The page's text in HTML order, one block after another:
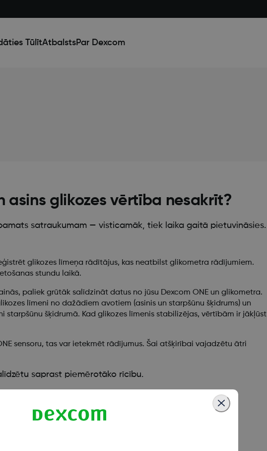
TūlītAtbalstsPar Dexcom
asins glikozes vērtība nesakrīt?
satraukumam — visticamāk, tiek laika gaitā pietuvināsies.
glikozes līmeņa rādītājus, kas neatbilst glikometra rādījumiem.
stundu laikā.
paliek grūtāk salīdzināt datus no jūsu Dexcom ONE un glikometra.
līmeni no dažādiem avotiem (asinis un starpšūnu šķidrums) un
šķidrumā. Kad glikozes līmenis stabilizējas, vērtībām ir jākļūst
sensoru, tas var ietekmēt rādījumus. Šai atšķirībai vajadzētu ātri
saprast piemērotāko rīcību.